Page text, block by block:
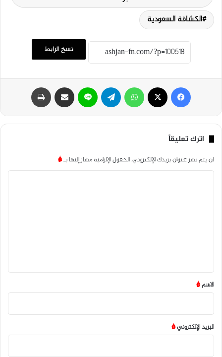
الكشافة السعودية
نسخ الرابط
اترك تعليقاً
لن يتم نشر عنوان بريدك الإلكتروني.الحقول الإلزامية مشار إليها بـ*
*
الاسم*
البريد الإلكتروني*